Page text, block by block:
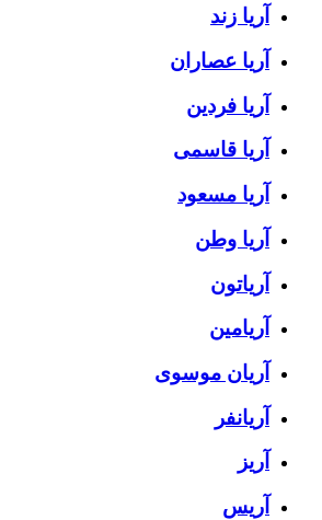
آریا زند
آریا عصاران
آریا فردین
آریا قاسمی
آریا مسعود
آریا وطن
آریاتون
آریامین
آریان موسوی
آریانفر
آریز
آریس